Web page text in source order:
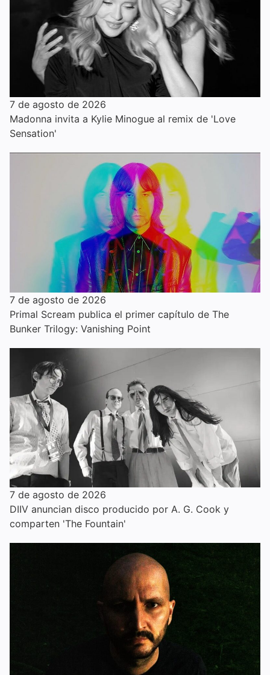
7 de agosto de 2026
Madonna invita a Kylie Minogue al remix de 'Love
Sensation'
7 de agosto de 2026
Primal Scream publica el primer capítulo de The
Bunker Trilogy: Vanishing Point
7 de agosto de 2026
DIIV anuncian disco producido por A. G. Cook y
comparten 'The Fountain'